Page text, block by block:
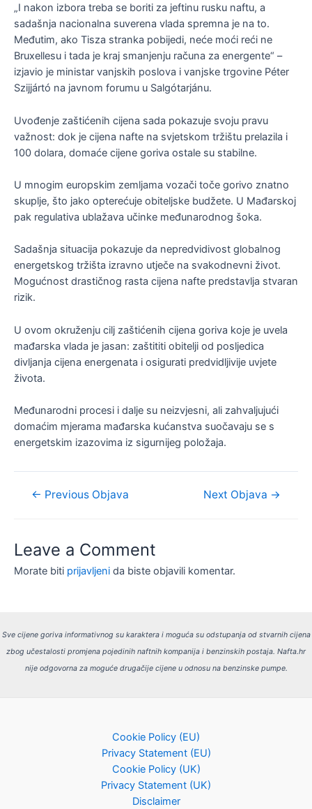
„I nakon izbora treba se boriti za jeftinu rusku naftu, a
sadašnja nacionalna suverena vlada spremna je na to.
Međutim, ako Tisza stranka pobijedi, neće moći reći ne
Bruxellesu i tada je kraj smanjenju računa za energente“ –
izjavio je ministar vanjskih poslova i vanjske trgovine Péter
Szijjártó na javnom forumu u Salgótarjánu.
Uvođenje zaštićenih cijena sada pokazuje svoju pravu
važnost: dok je cijena nafte na svjetskom tržištu prelazila i
100 dolara, domaće cijene goriva ostale su stabilne.
U mnogim europskim zemljama vozači toče gorivo znatno
skuplje, što jako opterećuje obiteljske budžete. U Mađarskoj
pak regulativa ublažava učinke međunarodnog šoka.
Sadašnja situacija pokazuje da nepredvidivost globalnog
energetskog tržišta izravno utječe na svakodnevni život.
Mogućnost drastičnog rasta cijena nafte predstavlja stvaran
rizik.
U ovom okruženju cilj zaštićenih cijena goriva koje je uvela
mađarska vlada je jasan: zaštititi obitelji od posljedica
divljanja cijena energenata i osigurati predvidljivije uvjete
života.
Međunarodni procesi i dalje su neizvjesni, ali zahvaljujući
domaćim mjerama mađarska kućanstva suočavaju se s
energetskim izazovima iz sigurnijeg položaja.
Navigacija
← Previous Objava Next Objava →
Leave a Comment
Morate biti prijavljeni da biste objavili komentar.
Sve cijene goriva informativnog su karaktera i moguća su odstupanja od stvarnih cijena
zbog učestalosti promjena pojedinih naftnih kompanija i benzinskih postaja. Nafta.hr
nije odgovorna za moguće drugačije cijene u odnosu na benzinske pumpe.
Cookie Policy (EU)
Privacy Statement (EU)
Cookie Policy (UK)
Privacy Statement (UK)
Disclaimer